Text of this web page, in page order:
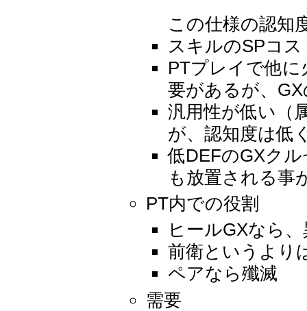
この仕様の認知
スキルのSPコ
PTプレイで他に
要があるが、
汎用性が低い（
が、認知度は低
低DEFのGXク
も放置される事
PT内での役割
ヒールGXなら
前衛というより
ペアなら殲滅
需要